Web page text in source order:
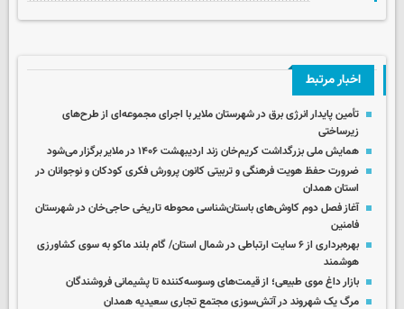
اخبار مرتبط
تأمین پایدار انرژی برق در شهرستان ملایر با اجرای مجموعه‌ای از طرح‌های
زیرساختی
همایش ملی بزرگداشت کریم‌خان زند اردیبهشت ۱۴۰۶ در ملایر برگزار می‌شود
ضرورت حفظ هویت فرهنگی و تربیتی کانون پرورش فکری کودکان و نوجوانان در
استان همدان
آغاز فصل دوم کاوش‌های باستان‌شناسی محوطه تاریخی حاجی‌خان در شهرستان
فامنین
بهره‌برداری از ۶ سایت ارتباطی در شمال استان/ گام بلند ماکو به سوی کشاورزی
هوشمند
بازار داغ موی طبیعی؛ از قیمت‌های وسوسه‌کننده تا پشیمانی فروشندگان
مرگ یک شهروند در آتش‌سوزی مجتمع تجاری سعیدیه همدان